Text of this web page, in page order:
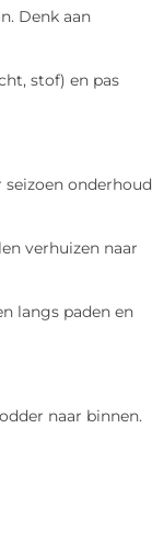
Denk aan
stof) en pas
onderhoud
verhuizen naar
langs paden en
naar binnen.